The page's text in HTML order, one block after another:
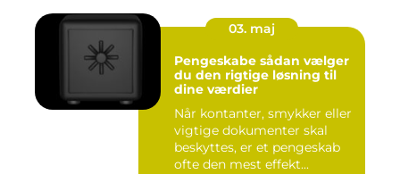
03. maj
Pengeskabe sådan vælger
du den rigtige løsning til
dine værdier
Når kontanter, smykker eller
vigtige dokumenter skal
beskyttes, er et pengeskab
ofte den mest effekt...